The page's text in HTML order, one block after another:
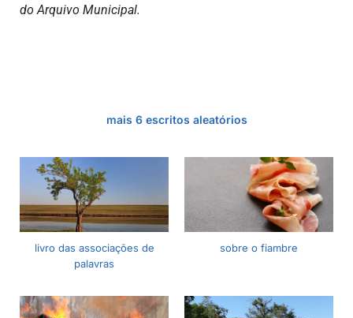
do Arquivo Municipal.
mais 6 escritos aleatórios
livro das associações de
palavras
sobre o fiambre